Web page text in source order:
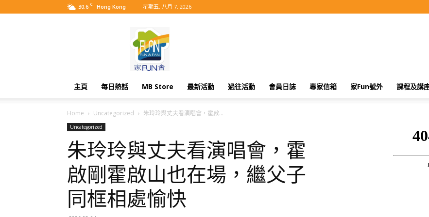
30.6 C Hong Kong 星期五, 八月 7, 2026
主頁 每日熱話 MB Store 最新活動 過往活動 會員日誌 專家信箱 家Fun號外 課程及講
Home Uncategorized 朱玲玲與丈夫看演唱會，霍啟...
Uncategorized
朱玲玲與丈夫看演唱會，霍
啟剛霍啟山也在場，繼父子
同框相處愉快